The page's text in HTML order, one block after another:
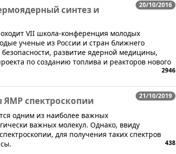
20/10/2016
синтез и
VII школа-конференция молодых
ученые из России и стран ближнего
развитие ядерной медицины,
по созданию топлива и реакторов нового
2946
21/10/2019
ЯМР спектроскопии
одним из наиболее важных
важных молекул. Однако, ввиду
для получения таких спектров
438